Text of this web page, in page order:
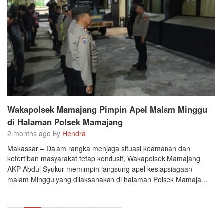
Wakapolsek Mamajang Pimpin Apel Malam Minggu
di Halaman Polsek Mamajang
2 months ago By Hendra
Makassar – Dalam rangka menjaga situasi keamanan dan
ketertiban masyarakat tetap kondusif, Wakapolsek Mamajang
AKP Abdul Syukur memimpin langsung apel kesiapsiagaan
malam Minggu yang dilaksanakan di halaman Polsek Mamaja...